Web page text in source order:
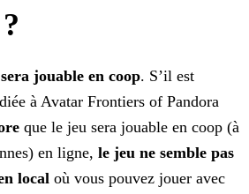
jouable en coop. S’il est
à Avatar Frontiers of Pandora
que le jeu sera jouable en coop (à
en ligne, le jeu ne semble pas
local où vous pouvez jouer avec